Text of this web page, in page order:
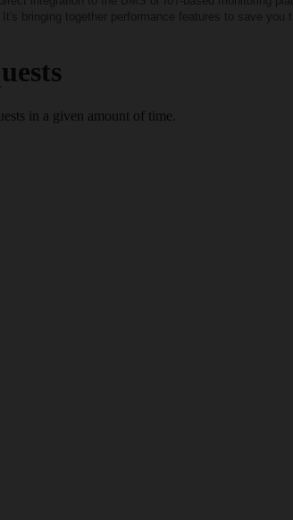
bringing together performance features to save you